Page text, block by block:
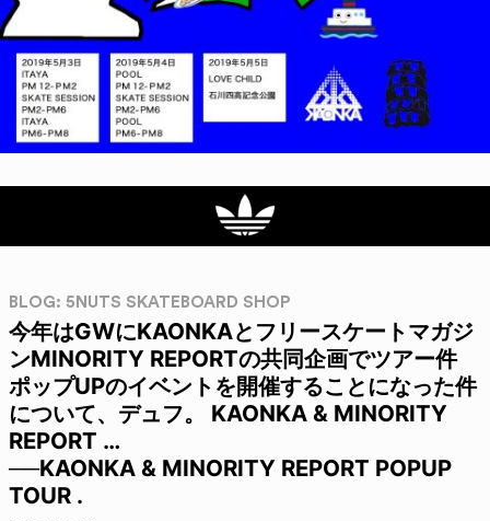
BLOG: 5NUTS SKATEBOARD SHOP
今年はGWにKAONKAとフリースケートマガジ
ンMINORITY REPORTの共同企画でツアー件
ポップUPのイベントを開催することになった件
について、デュフ。 KAONKA & MINORITY
REPORT …
──KAONKA & MINORITY REPORT POPUP
TOUR .